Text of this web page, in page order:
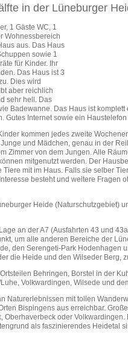
in der Lüneburger
1 Gäste WC, 1
Wohnessbereich
aus. Das Haus
sowie 1
für Kinder. Ihr
Das Haus ist 3
Dies wird
aber reichlich
sehr hell. Das
Badewanne. Das Haus ist
Gutes Internet sowie ein
kommen jedes zweite
und Mädchen, genau in der
Zimmer von dem Jungen. Alle
mitgenutzt werden. Der
mit im Haus. Falls sie selber
besteht und weitere Fragen
Heide (Naturschutzgebiet)
an der A7 (Ausfahrten 43 und
um alle anderen Bereiche der
den Serengeti-Park Hodenhagen
die Heide und den Wilseder Berg,
Behringen, Borstel in der
Volkwardingen, Wilsede und
Naturerlebnissen mit tollen
Bispingens aus erreichbar.
oder Volkwardingen.
als faszinierendes Heidetal